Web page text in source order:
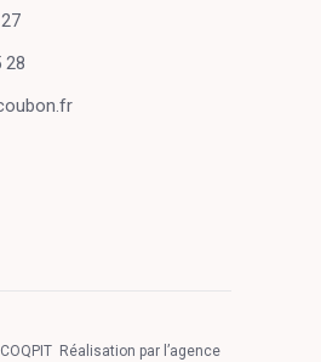
28
Réalisation par l’agence